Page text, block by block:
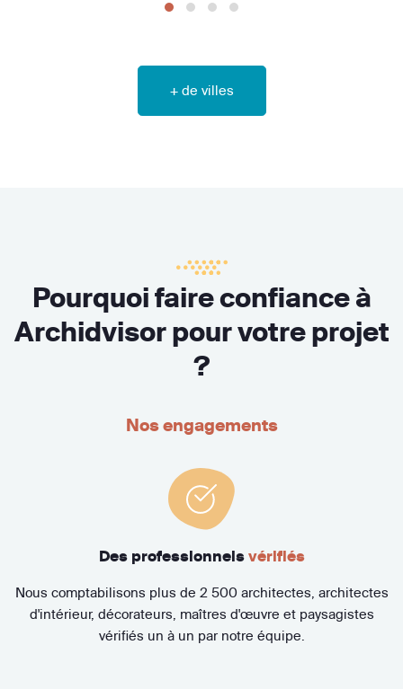
+ de villes
Pourquoi faire confiance à
Archidvisor pour votre projet
?
Nos engagements
Des professionnels vérifiés
Nous comptabilisons plus de 2 500 architectes, architectes
d'intérieur, décorateurs, maîtres d'œuvre et paysagistes
vérifiés un à un par notre équipe.